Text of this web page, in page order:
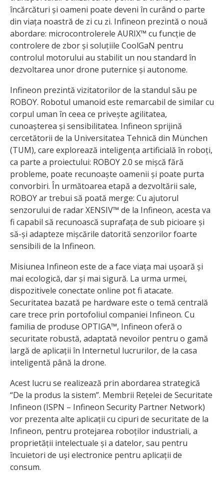
încărcături și oameni poate deveni în curând o parte
din viața noastră de zi cu zi. Infineon prezintă o nouă
abordare: microcontrolerele AURIX™ cu funcție de
controlere de zbor și soluțiile CoolGaN pentru
controlul motorului au stabilit un nou standard în
dezvoltarea unor drone puternice și autonome.
Infineon prezintă vizitatorilor de la standul său pe
ROBOY. Robotul umanoid este remarcabil de similar cu
corpul uman în ceea ce privește agilitatea,
cunoașterea și sensibilitatea. Infineon sprijină
cercetătorii de la Universitatea Tehnică din München
(TUM), care explorează inteligența artificială în roboți,
ca parte a proiectului: ROBOY 2.0 se mișcă fără
probleme, poate recunoaște oamenii și poate purta
convorbiri. În următoarea etapă a dezvoltării sale,
ROBOY ar trebui să poată merge: Cu ajutorul
senzorului de radar XENSIV™ de la Infineon, acesta va
fi capabil să recunoască suprafața de sub picioare și
să-și adapteze mișcările datorită senzorilor foarte
sensibili de la Infineon.
Misiunea Infineon este de a face viața mai ușoară și
mai ecologică, dar și mai sigură. La urma urmei,
dispozitivele conectate online pot fi atacate.
Securitatea bazată pe hardware este o temă centrală
care trece prin portofoliul companiei Infineon. Cu
familia de produse OPTIGA™, Infineon oferă o
securitate robustă, adaptată nevoilor pentru o gamă
largă de aplicații în Internetul lucrurilor, de la casa
inteligentă până la drone.
Acest lucru se realizează prin abordarea strategică
“De la produs la sistem”. Membrii Rețelei de Securitate
Infineon (ISPN – Infineon Security Partner Network)
vor prezenta alte aplicații cu cipuri de securitate de la
Infineon, pentru protejarea roboților industriali, a
proprietății intelectuale și a datelor, sau pentru
încuietori de uși electronice pentru aplicații de
consum.